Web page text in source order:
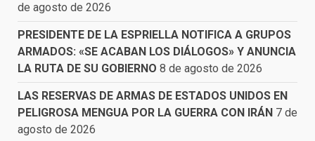
de agosto de 2026
PRESIDENTE DE LA ESPRIELLA NOTIFICA A GRUPOS
ARMADOS: «SE ACABAN LOS DIÁLOGOS» Y ANUNCIA
LA RUTA DE SU GOBIERNO 8 de agosto de 2026
LAS RESERVAS DE ARMAS DE ESTADOS UNIDOS EN
PELIGROSA MENGUA POR LA GUERRA CON IRÁN 7 de
agosto de 2026